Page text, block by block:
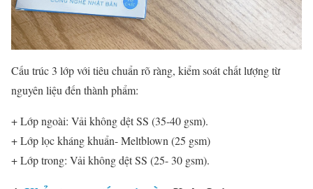
Cấu trúc 3 lớp với tiêu chuẩn rõ ràng, kiểm soát chất lượng từ
nguyên liệu đến thành phẩm:
+ Lớp ngoài: Vải không dệt SS (35-40 gsm).
+ Lớp lọc kháng khuẩn- Meltblown (25 gsm)
+ Lớp trong: Vải không dệt SS (25- 30 gsm).